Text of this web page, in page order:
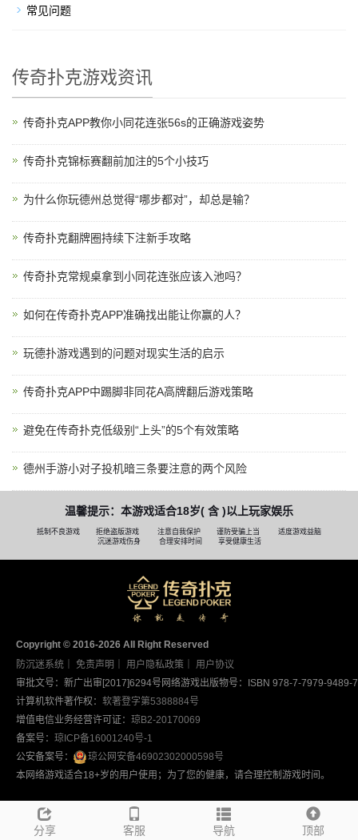
常见问题
传奇扑克游戏资讯
传奇扑克APP教你小同花连张56s的正确游戏姿势
传奇扑克锦标赛翻前加注的5个小技巧
为什么你玩德州总觉得“哪步都对”，却总是输？
传奇扑克翻牌圈持续下注新手攻略
传奇扑克常规桌拿到小同花连张应该入池吗？
如何在传奇扑克APP准确找出能让你赢的人？
玩德扑游戏遇到的问题对现实生活的启示
传奇扑克APP中踢脚非同花A高牌翻后游戏策略
避免在传奇扑克低级别“上头”的5个有效策略
德州手游小对子投机暗三条要注意的两个风险
分享 客服 导航 顶部
温馨提示：本游戏适合18岁( 含 )以上玩家娱乐
抵制不良游戏 拒绝盗版游戏 注意自我保护 谨防受骗上当
适度游戏益脑
沉迷游戏伤身
合理安排时间 享受健康生活
Copyright © 2016-2026 AII Right Reserved
防沉迷系统
免责声明 用户隐私政策
用户协议
审批文号：新广出审[2017]6294号 网络游戏出版物号：ISBN 978-7-7979-9489-7
计算机软件著作权： 软著登字第5388884号
增值电信业务经营许可证： 琼B2-20170069
备案号： 琼ICP备16001240号-1
公安备案号：
琼公网安备46902302000598号
本网络游戏适合18+岁的用户使用；为了您的健康，请合理控制游戏时间。